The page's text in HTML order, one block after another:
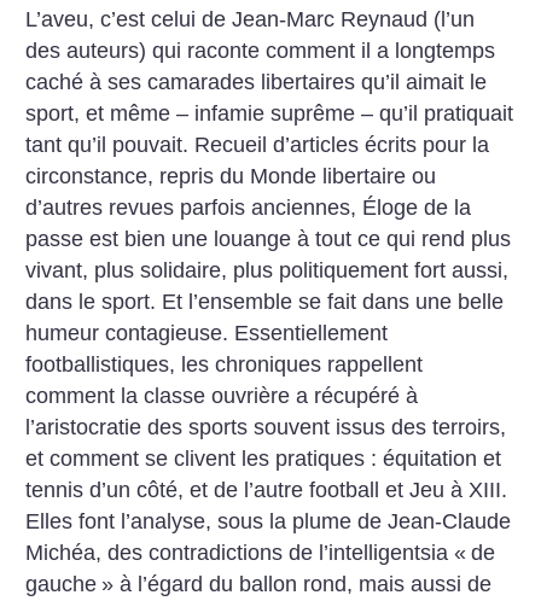
L’aveu, c’est celui de Jean-Marc Reynaud (l’un
des auteurs) qui raconte comment il a longtemps
caché à ses camarades libertaires qu’il aimait le
sport, et même – infamie suprême – qu’il pratiquait
tant qu’il pouvait. Recueil d’articles écrits pour la
circonstance, repris du Monde libertaire ou
d’autres revues parfois anciennes, Éloge de la
passe est bien une louange à tout ce qui rend plus
vivant, plus solidaire, plus politiquement fort aussi,
dans le sport. Et l’ensemble se fait dans une belle
humeur contagieuse. Essentiellement
footballistiques, les chroniques rappellent
comment la classe ouvrière a récupéré à
l’aristocratie des sports souvent issus des terroirs,
et comment se clivent les pratiques : équitation et
tennis d’un côté, et de l’autre football et Jeu à XIII.
Elles font l’analyse, sous la plume de Jean-Claude
Michéa, des contradictions de l’intelligentsia « de
gauche » à l’égard du ballon rond, mais aussi de